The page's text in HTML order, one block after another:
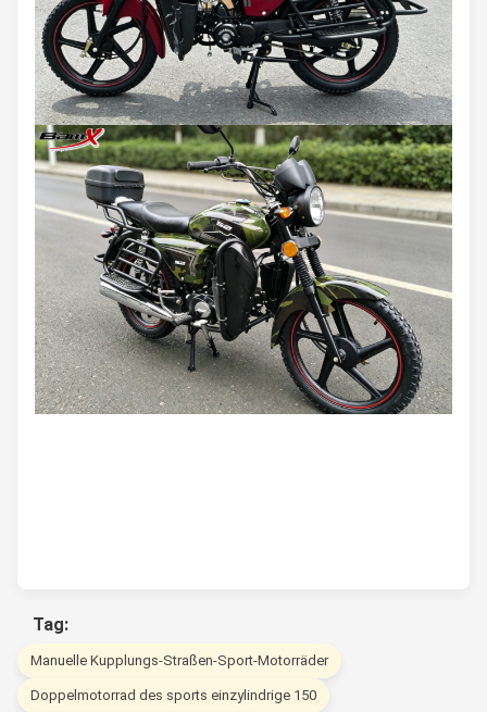
Tag:
Manuelle Kupplungs-Straßen-Sport-Motorräder
Doppelmotorrad des sports einzylindrige 150